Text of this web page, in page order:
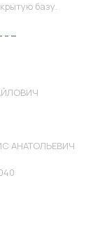
базу.
АНАТОЛЬЕВИЧ